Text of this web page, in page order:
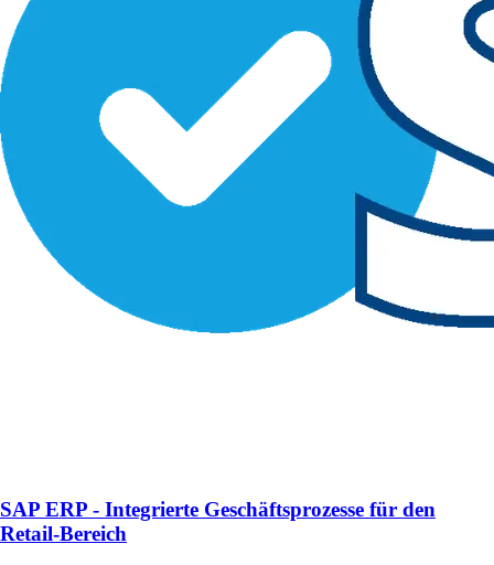
SAP ERP - Integrierte Geschäftsprozesse für den
Retail-Bereich